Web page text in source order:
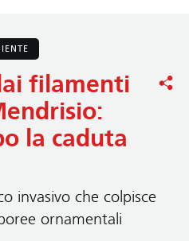
filamenti
la caduta
invasivo che colpisce
ornamentali